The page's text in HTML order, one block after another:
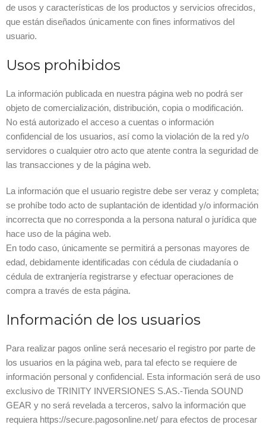
de usos y características de los productos y servicios ofrecidos,
que están diseñados únicamente con fines informativos del
usuario.
Usos prohibidos
La información publicada en nuestra página web no podrá ser
objeto de comercialización, distribución, copia o modificación.
No está autorizado el acceso a cuentas o información
confidencial de los usuarios, así como la violación de la red y/o
servidores o cualquier otro acto que atente contra la seguridad de
las transacciones y de la página web.
La información que el usuario registre debe ser veraz y completa;
se prohíbe todo acto de suplantación de identidad y/o información
incorrecta que no corresponda a la persona natural o jurídica que
hace uso de la página web.
En todo caso, únicamente se permitirá a personas mayores de
edad, debidamente identificadas con cédula de ciudadanía o
cédula de extranjería registrarse y efectuar operaciones de
compra a través de esta página.
Información de los usuarios
Para realizar pagos online será necesario el registro por parte de
los usuarios en la página web, para tal efecto se requiere de
información personal y confidencial. Esta información será de uso
exclusivo de TRINITY INVERSIONES S.AS.-Tienda SOUND
GEAR y no será revelada a terceros, salvo la información que
requiera https://secure.pagosonline.net/ para efectos de procesar